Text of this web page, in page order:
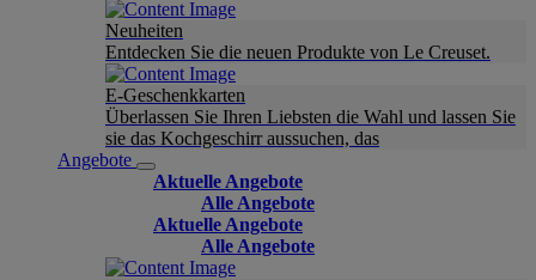
Neuheiten
Entdecken Sie die neuen Produkte von Le Creuset.
E-Geschenkkarten
Überlassen Sie Ihren Liebsten die Wahl und lassen Sie
sie das Kochgeschirr aussuchen, das
Angebote
Aktuelle Angebote
Alle Angebote
Aktuelle Angebote
Alle Angebote